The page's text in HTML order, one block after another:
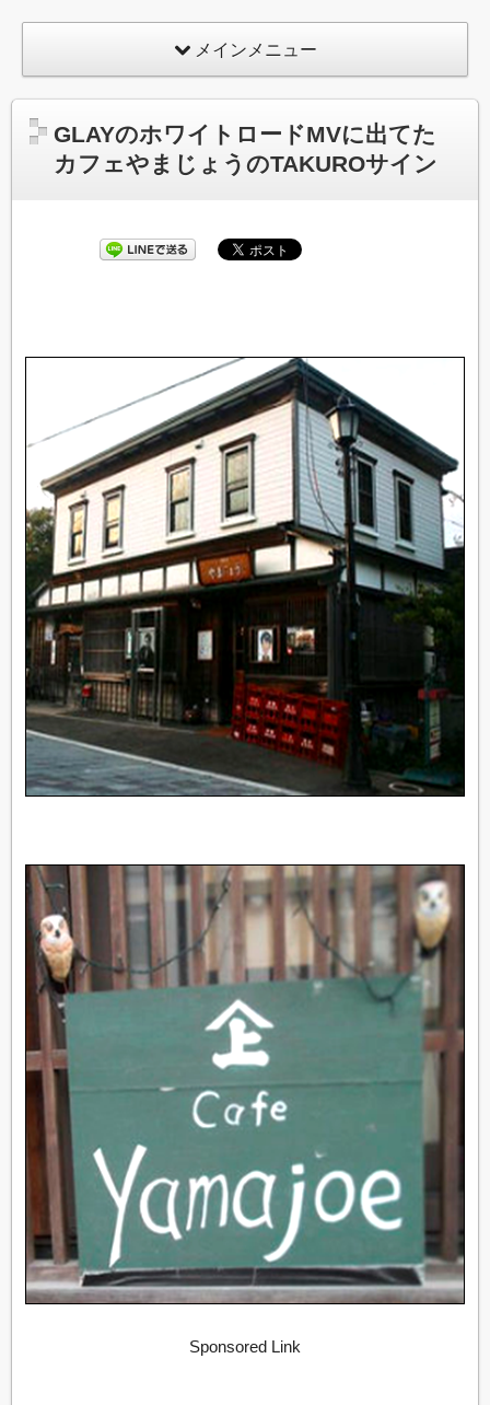
メインメニュー
GLAYのホワイトロードMVに出てた
カフェやまじょうのTAKUROサイン
Sponsored Link